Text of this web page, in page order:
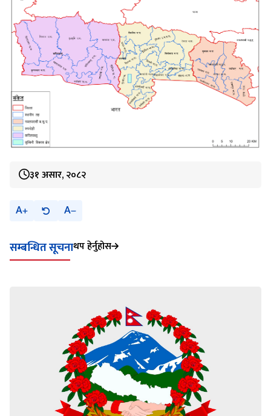
३१ असार, २०८२
A A
सम्बन्धित सूचनाथप हेर्नुहोस